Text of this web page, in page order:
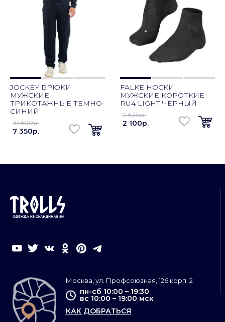
JOCKEY БРЮКИ
МУЖСКИЕ
ТРИКОТАЖНЫЕ ТЕМНО-
СИНИЙ
10 500p.
7 350p.
FALKE НОСКИ
МУЖСКИЕ КОРОТКИЕ
RU4 LIGHT ЧЕРНЫЙ
2 630p.
2 100p.
Москва, ул. Профсоюзная, 126 корп. 2
пн-сб 10:00 – 19:30
вс 10:00 – 19:00 мск
КАК ДОБРАТЬСЯ